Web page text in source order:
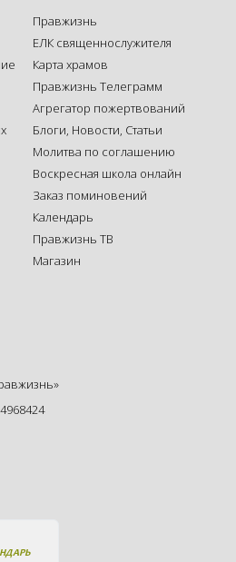
Правжизнь
ЕЛК священнослужителя
Карта храмов
Правжизнь Телеграмм
Агрегатор пожертвований
Блоги, Новости, Статьи
Молитва по соглашению
Воскресная школа онлайн
Заказ поминовений
Календарь
Правжизнь ТВ
Магазин